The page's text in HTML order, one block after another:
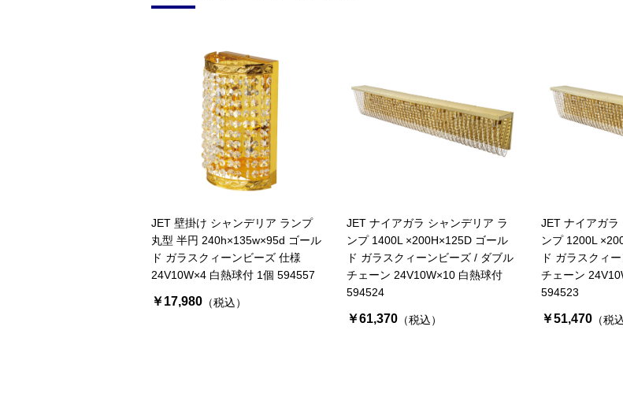
お買い物を続ける カートへ進む
JET 壁掛け シャンデリア ランプ
丸型 半円 240h×135w×95d ゴール
ド ガラスクィーンビーズ 仕様
24V10W×4 白熱球付 1個 594557
￥17,980 （税込）
JET ナイアガラ シャンデリア ラ
ンプ 1400L ×200H×125D ゴール
ド ガラスクィーンビーズ / ダブル
チェーン 24V10W×10 白熱球付
594524
￥61,370（税込）
JET ナイアガラ
ンプ 1200L
ド ガラスクィ
チェーン
594523
￥51,470 （税